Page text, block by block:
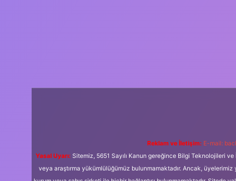
Reklam ve İletişim: E-mail:
Yasal Uyarı: Sitemiz, 5651 Sayılı Kanun gereğince Bilgi Teknolojileri
veya araştırma yükümlülüğümüz bulunmamaktadır. Ancak,